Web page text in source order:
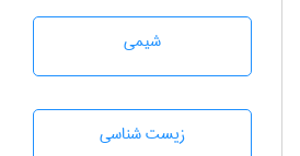
شيمی
زيست شناسی